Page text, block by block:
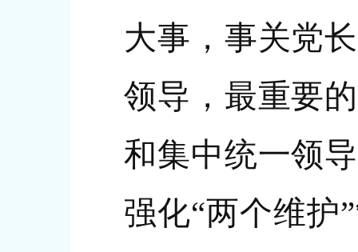
大事，事关党
领导，最重要
和集中统一领
强化“两个维护